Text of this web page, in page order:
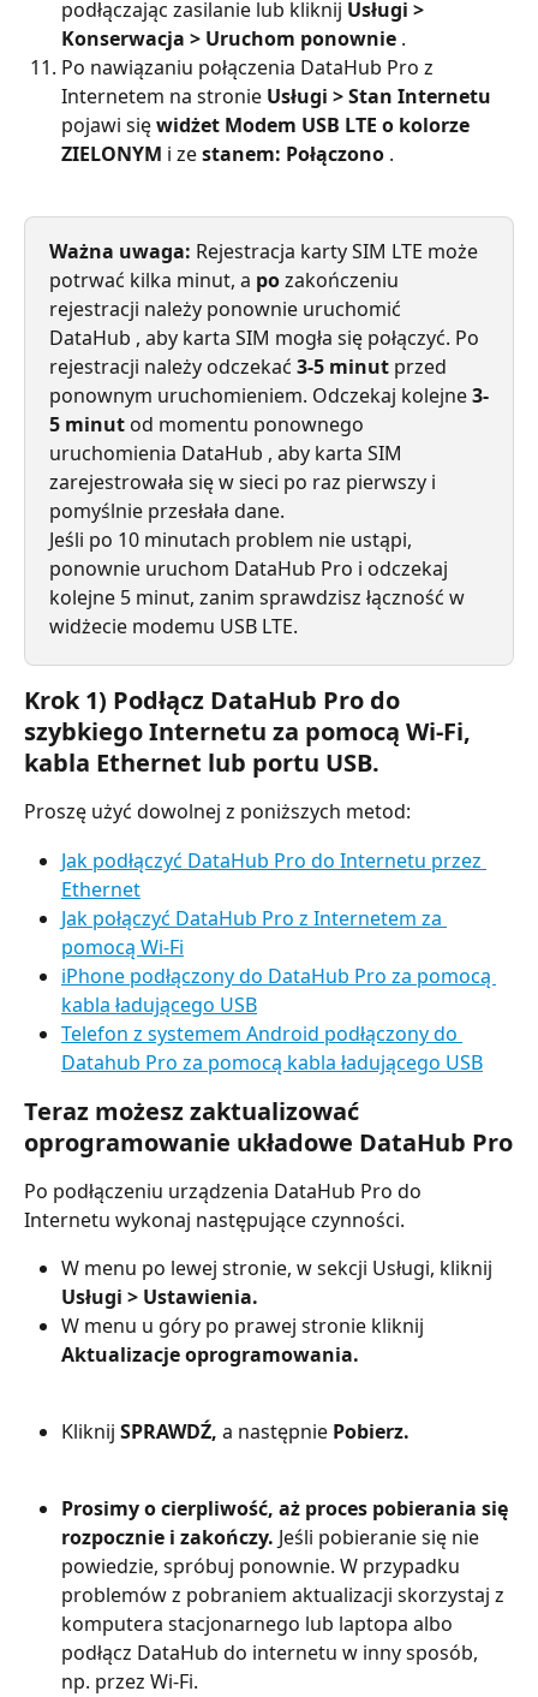
podłączając zasilanie lub kliknij Usługi >
Konserwacja > Uruchom ponownie .
Po nawiązaniu połączenia DataHub Pro z
Internetem na stronie Usługi > Stan Internetu
pojawi się widżet Modem USB LTE o kolorze
ZIELONYM i ze stanem: Połączono .
Ważna uwaga: Rejestracja karty SIM LTE może
potrwać kilka minut, a po zakończeniu
rejestracji należy ponownie uruchomić
DataHub , aby karta SIM mogła się połączyć. Po
rejestracji należy odczekać 3-5 minut przed
ponownym uruchomieniem. Odczekaj kolejne 3-
5 minut od momentu ponownego
uruchomienia DataHub , aby karta SIM
zarejestrowała się w sieci po raz pierwszy i
pomyślnie przesłała dane.
Jeśli po 10 minutach problem nie ustąpi,
ponownie uruchom DataHub Pro i odczekaj
kolejne 5 minut, zanim sprawdzisz łączność w
widżecie modemu USB LTE.
Krok 1) Podłącz DataHub Pro do
szybkiego Internetu za pomocą Wi-Fi,
kabla Ethernet lub portu USB.
Proszę użyć dowolnej z poniższych metod:
Jak podłączyć DataHub Pro do Internetu przez
Ethernet
Jak połączyć DataHub Pro z Internetem za
pomocą Wi-Fi
iPhone podłączony do DataHub Pro za pomocą
kabla ładującego USB
Telefon z systemem Android podłączony do
Datahub Pro za pomocą kabla ładującego USB
Teraz możesz zaktualizować
oprogramowanie układowe DataHub Pro
Po podłączeniu urządzenia DataHub Pro do
Internetu wykonaj następujące czynności.
W menu po lewej stronie, w sekcji Usługi, kliknij
Usługi > Ustawienia.
W menu u góry po prawej stronie kliknij
Aktualizacje oprogramowania.
Kliknij SPRAWDŹ, a następnie Pobierz.
Prosimy o cierpliwość, aż proces pobierania się
rozpocznie i zakończy. Jeśli pobieranie się nie
powiedzie, spróbuj ponownie. W przypadku
problemów z pobraniem aktualizacji skorzystaj z
komputera stacjonarnego lub laptopa albo
podłącz DataHub do internetu w inny sposób,
np. przez Wi-Fi.